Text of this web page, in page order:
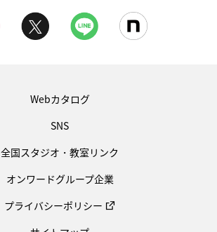
Webカタログ
SNS
全国スタジオ・教室リンク
オンワードグループ企業
プライバシーポリシー